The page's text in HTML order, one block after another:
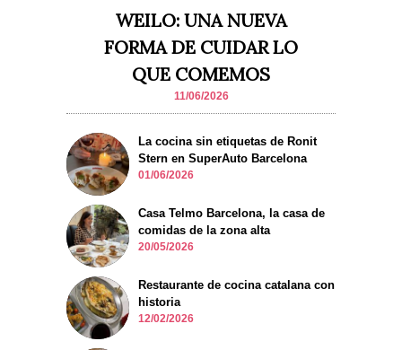
WEILO: UNA NUEVA
FORMA DE CUIDAR LO
QUE COMEMOS
11/06/2026
La cocina sin etiquetas de Ronit
Stern en SuperAuto Barcelona
01/06/2026
Casa Telmo Barcelona, la casa de
comidas de la zona alta
20/05/2026
Restaurante de cocina catalana con
historia
12/02/2026